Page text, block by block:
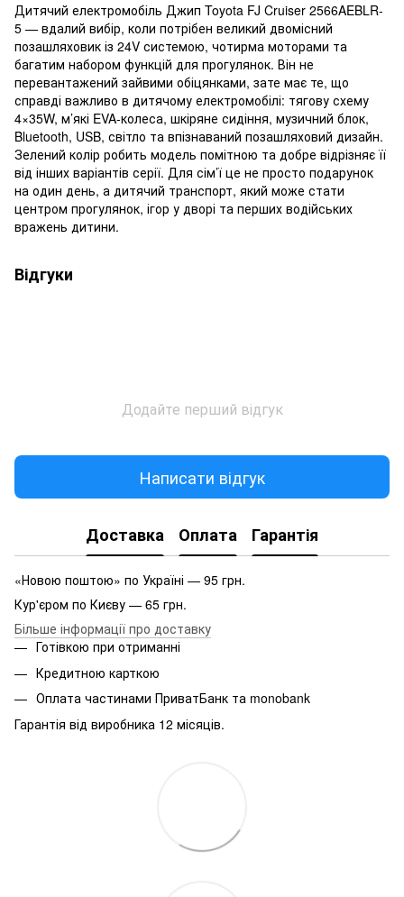
Дитячий електромобіль Джип Toyota FJ Cruiser 2566AEBLR-
5 — вдалий вибір, коли потрібен великий двомісний
позашляховик із 24V системою, чотирма моторами та
багатим набором функцій для прогулянок. Він не
перевантажений зайвими обіцянками, зате має те, що
справді важливо в дитячому електромобілі: тягову схему
4×35W, м’які EVA-колеса, шкіряне сидіння, музичний блок,
Bluetooth, USB, світло та впізнаваний позашляховий дизайн.
Зелений колір робить модель помітною та добре відрізняє її
від інших варіантів серії. Для сім’ї це не просто подарунок
на один день, а дитячий транспорт, який може стати
центром прогулянок, ігор у дворі та перших водійських
вражень дитини.
Відгуки
Додайте перший відгук
Написати відгук
Доставка Оплата Гарантія
«Новою поштою» по Україні — 95 грн.
Кур'єром по Києву — 65 грн.
Більше інформації про доставку
Готівкою при отриманні
Кредитною карткою
Оплата частинами ПриватБанк та monobank
Гарантія від виробника 12 місяців.